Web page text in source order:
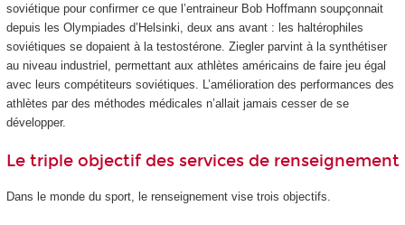
soviétique pour confirmer ce que l’entraineur Bob Hoffmann soupçonnait
depuis les Olympiades d’Helsinki, deux ans avant : les haltérophiles
soviétiques se dopaient à la testostérone. Ziegler parvint à la synthétiser
au niveau industriel, permettant aux athlètes américains de faire jeu égal
avec leurs compétiteurs soviétiques. L’amélioration des performances des
athlètes par des méthodes médicales n’allait jamais cesser de se
développer.
Le triple objectif des services de renseignement
Dans le monde du sport, le renseignement vise trois objectifs.